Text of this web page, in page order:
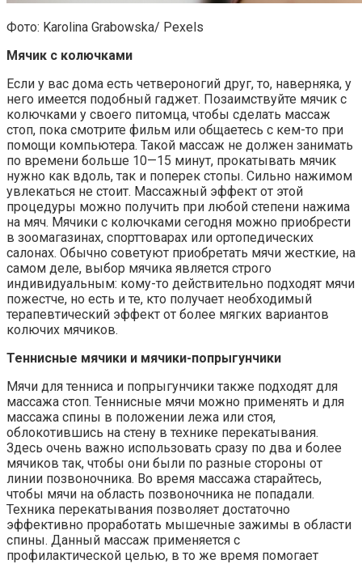
Фото: Karolina Grabowska/ Pexels
Мячик с колючками
Если у вас дома есть четвероногий друг, то, наверняка, у
него имеется подобный гаджет. Позаимствуйте мячик с
колючками у своего питомца, чтобы сделать массаж
стоп, пока смотрите фильм или общаетесь с кем-то при
помощи компьютера. Такой массаж не должен занимать
по времени больше 10—15 минут, прокатывать мячик
нужно как вдоль, так и поперек стопы. Сильно нажимом
увлекаться не стоит. Массажный эффект от этой
процедуры можно получить при любой степени нажима
на мяч. Мячики с колючками сегодня можно приобрести
в зоомагазинах, спорттоварах или ортопедических
салонах. Обычно советуют приобретать мячи жесткие, на
самом деле, выбор мячика является строго
индивидуальным: кому-то действительно подходят мячи
пожестче, но есть и те, кто получает необходимый
терапевтический эффект от более мягких вариантов
колючих мячиков.
Теннисные мячики и мячики-попрыгунчики
Мячи для тенниса и попрыгунчики также подходят для
массажа стоп. Теннисные мячи можно применять и для
массажа спины в положении лежа или стоя,
облокотившись на стену в технике перекатывания.
Здесь очень важно использовать сразу по два и более
мячиков так, чтобы они были по разные стороны от
линии позвоночника. Во время массажа старайтесь,
чтобы мячи на область позвоночника не попадали.
Техника перекатывания позволяет достаточно
эффективно проработать мышечные зажимы в области
спины. Данный массаж применяется с
профилактической целью, в то же время помогает